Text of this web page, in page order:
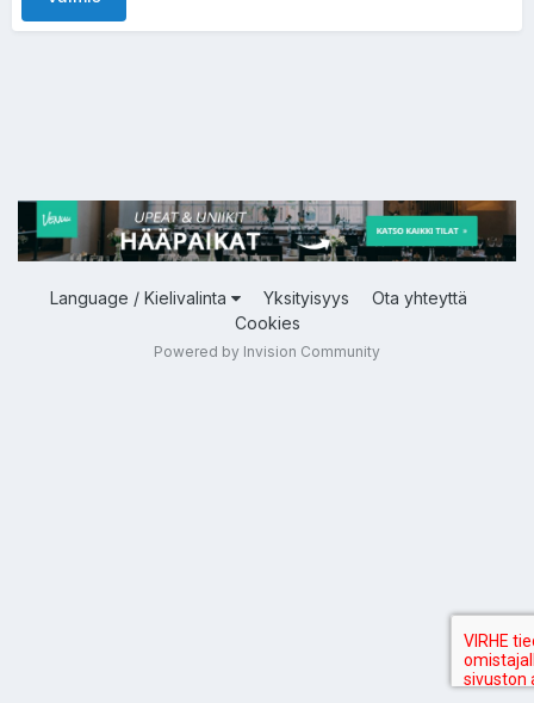
Language / Kielivalinta Yksityisyys
Ota yhteyttä
Cookies
Powered by Invision Community